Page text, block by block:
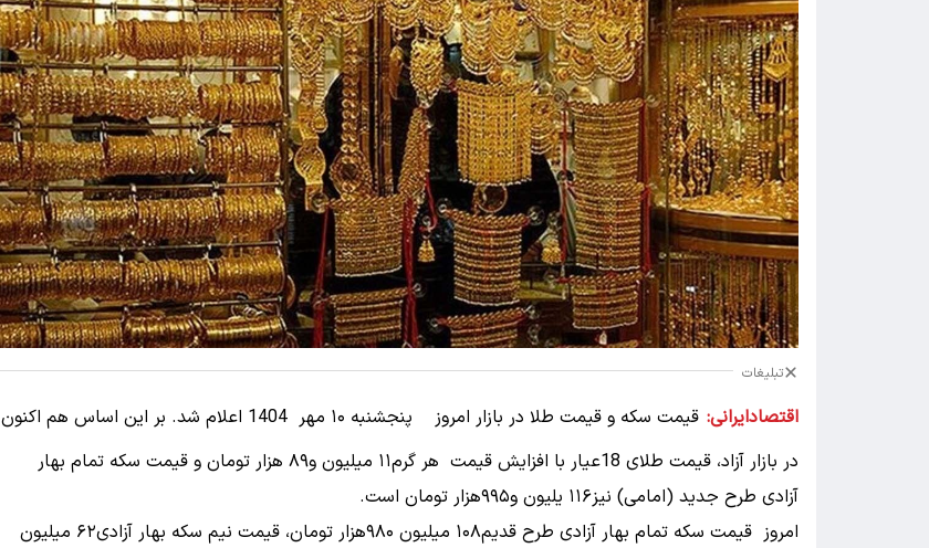
تبلیغات
اقتصادایرانی:
قیمت سکه و قیمت طلا در بازار امروز پنجشنبه ۱۰ مهر 1404 اعلام شد. بر این اساس هم‌ اکنون
در بازار آزاد، قیمت طلای 18عیار با افزایش قیمت هر گرم۱۱ میلیون و۸۹ هزار تومان و قیمت سکه تمام‌ بهار
آزادی طرح جدید (امامی) نیز۱۱۶ یلیون و۹۹۵هزار تومان است.
امروز قیمت سکه تمام بهار آزادی طرح قدیم۱۰۸ میلیون ۹۸۰هزار تومان، قیمت نیم‌ سکه بهار آزادی۶۲ میلیون